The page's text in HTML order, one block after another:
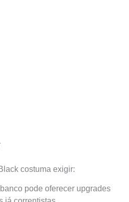
costuma exigir:
pode oferecer upgrades